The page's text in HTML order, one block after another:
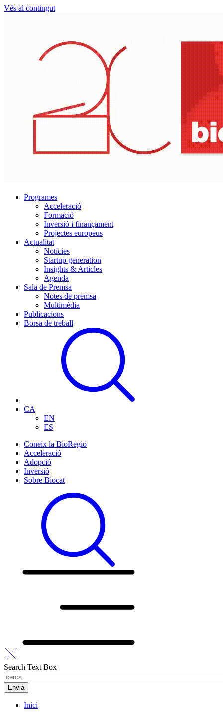
Vés al contingut
Programes
Acceleració
Formació
Inversió i finançament
Projectes europeus
Actualitat
Notícies
Startup generation
Insights & Articles
Agenda
Sala de Premsa
Notes de premsa
Multimèdia
Publicacions
Borsa de treball
CA
EN
ES
Coneix la BioRegió
Acceleració
Adopció
Inversió
Sobre Biocat
Search Text Box
Inici